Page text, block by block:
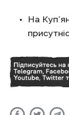
На